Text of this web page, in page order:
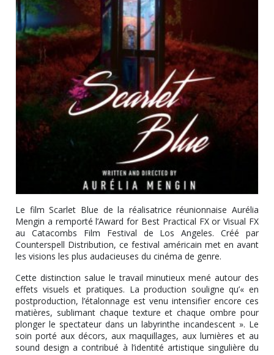
Le film Scarlet Blue de la réalisatrice réunionnaise Aurélia
Mengin a remporté l’Award for Best Practical FX or Visual FX
au Catacombs Film Festival de Los Angeles. Créé par
Counterspell Distribution, ce festival américain met en avant
les visions les plus audacieuses du cinéma de genre.
Cette distinction salue le travail minutieux mené autour des
effets visuels et pratiques. La production souligne qu’« en
postproduction, l’étalonnage est venu intensifier encore ces
matières, sublimant chaque texture et chaque ombre pour
plonger le spectateur dans un labyrinthe incandescent ». Le
soin porté aux décors, aux maquillages, aux lumières et au
sound design a contribué à l’identité artistique singulière du